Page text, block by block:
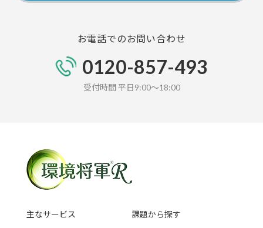
お電話でのお問い合わせ
0120-857-493
受付時間 平日9:00～18:00
主なサービス 課題から探す